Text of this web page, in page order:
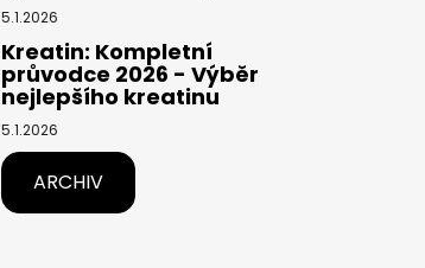
5.1.2026
Kreatin: Kompletní
průvodce 2026 - Výběr
nejlepšího kreatinu
5.1.2026
ARCHIV